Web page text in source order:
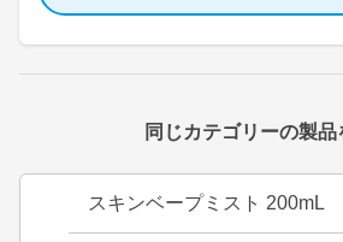
同じカテゴリーの製品
スキンベープミスト 200mL